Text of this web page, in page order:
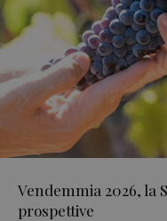
Vendemmia 2026, la
prospettive